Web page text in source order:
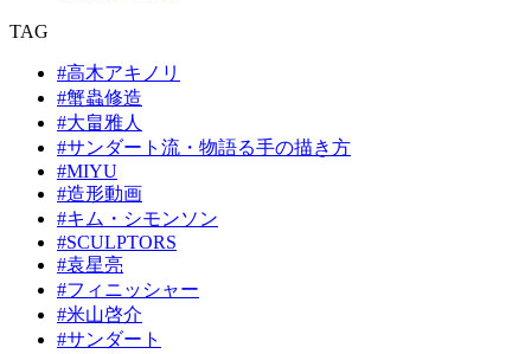
TAG
#高木アキノリ
#蟹蟲修造
#大畠雅人
#サンダート流・物語る手の描き方
#MIYU
#造形動画
#キム・シモンソン
#SCULPTORS
#袁星亮
#フィニッシャー
#米山啓介
#サンダート